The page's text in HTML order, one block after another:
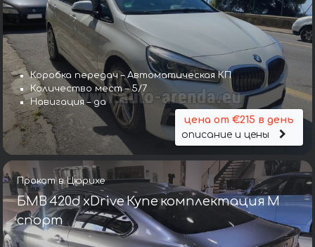
Коробка передач – Автоматическая КП
Количество мест – 5/7
Навигация – да
цена от €215 в день
описание и цены
Прокат в Цюрихе
БМВ 420d xDrive Купе комплектация М
спорт